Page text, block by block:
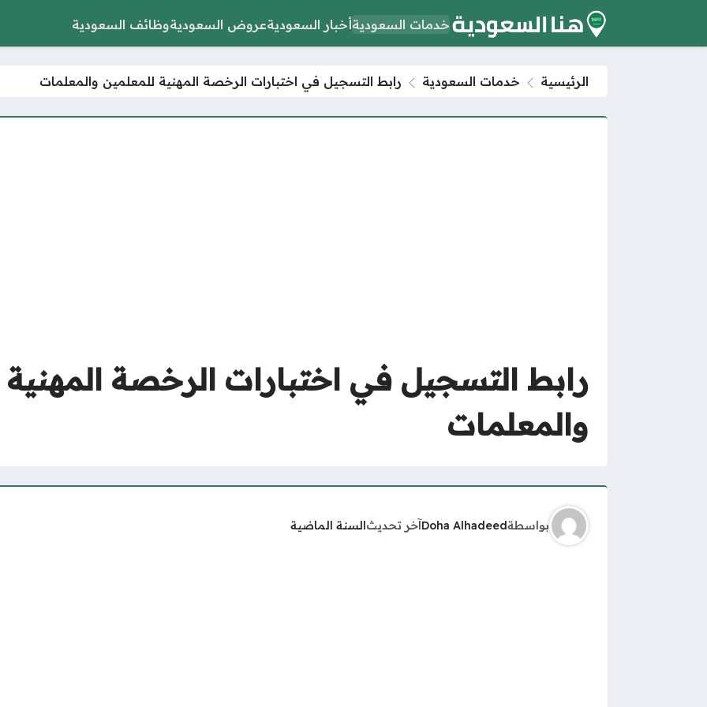
خدمات السعوديةأخبار السعوديةعروض السعوديةوظائف السعودية
الرئيسية خدمات السعودية رابط التسجيل في اختبارات الرخصة المهنية للمعلمين والمعلمات
رابط التسجيل في اختبارات الرخصة المهنية
والمعلمات
بواسطةDoha Alhadeedآخر تحديثالسنة الماضية